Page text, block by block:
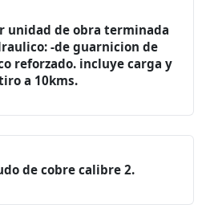
unidad de obra terminada
-de guarnicion de
reforzado. incluye carga y
a 10kms.
de cobre calibre 2.